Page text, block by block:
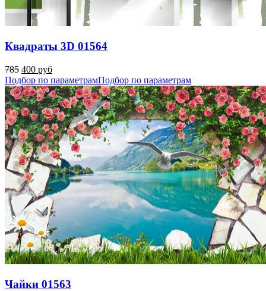
Квадраты 3D 01564
785 400 руб
Подбор по параметрамПодбор по параметрам
Чайки 01563